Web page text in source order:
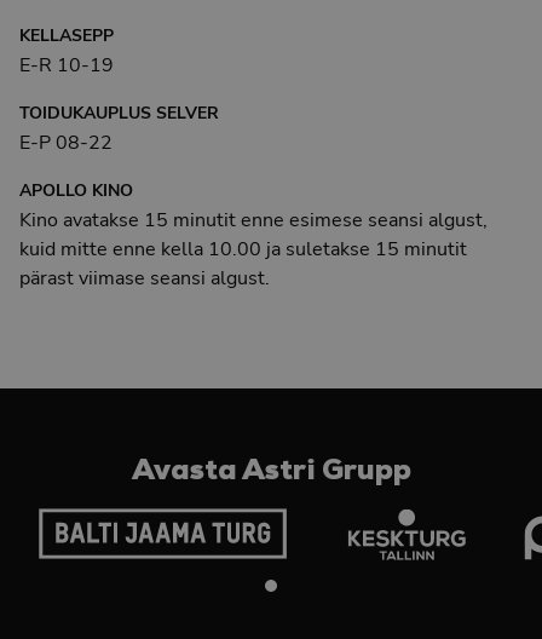
KELLASEPP
E-R 10-19
TOIDUKAUPLUS SELVER
E-P 08-22
APOLLO KINO
Kino avatakse 15 minutit enne esimese seansi algust,
kuid mitte enne kella 10.00 ja suletakse 15 minutit
pärast viimase seansi algust.
Avasta Astri Grupp